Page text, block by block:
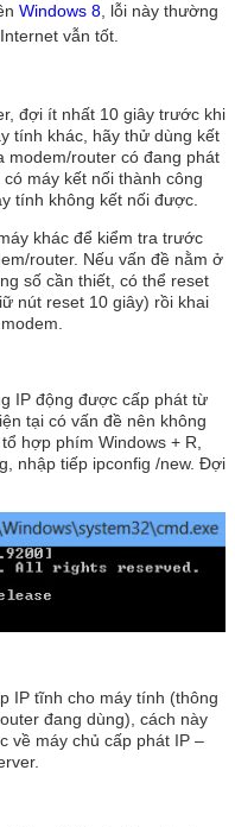
Windows 8 , lỗi này thường
vẫn tốt.
đợi ít nhất 10 giây trước khi
tính khác, hãy thử dùng kết
modem/router có đang phát
máy kết nối thành công
tính không kết nối được.
khác để kiểm tra trước
router. Nếu vấn đề nằm ở
số cần thiết, có thể reset
nút reset 10 giây) rồi khai
IP động được cấp phát từ
tại có vấn đề nên không
hợp phím Windows + R,
nhập tiếp ipconfig /new. Đợi
IP tĩnh cho máy tính (thông
đang dùng), cách này
về máy chủ cấp phát IP –